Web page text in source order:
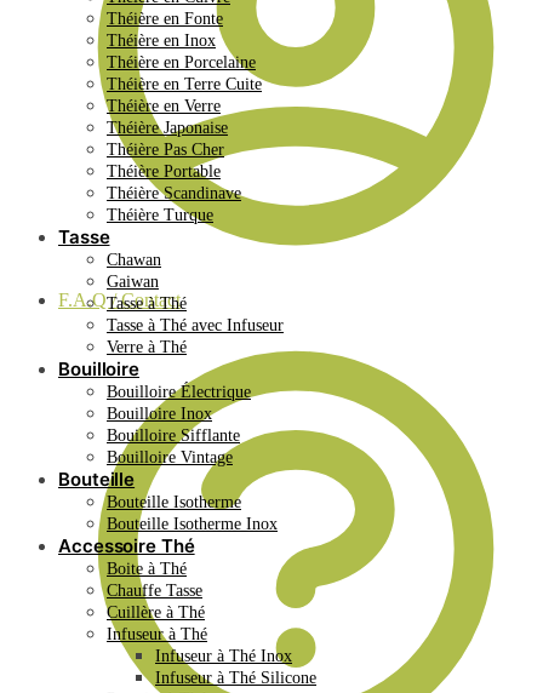
F.A.Q / Contact
Théière en Fonte
Théière en Inox
Théière en Porcelaine
Théière en Terre Cuite
Théière en Verre
Théière Japonaise
Théière Pas Cher
Théière Portable
Théière Scandinave
Théière Turque
Tasse
Chawan
Gaiwan
Tasse à Thé
Tasse à Thé avec Infuseur
Verre à Thé
Bouilloire
Bouilloire Électrique
Bouilloire Inox
Bouilloire Sifflante
Bouilloire Vintage
Bouteille
Bouteille Isotherme
Bouteille Isotherme Inox
Accessoire Thé
Boite à Thé
Chauffe Tasse
Cuillère à Thé
Infuseur à Thé
Infuseur à Thé Inox
Infuseur à Thé Silicone